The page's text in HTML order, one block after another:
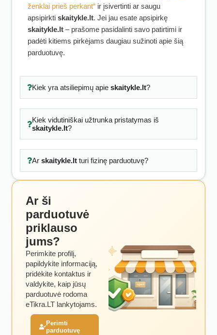
ženklai prieš perkant“ ir įsivertinti ar saugu
apsipirkti skaitykle.lt. Jei jau esate apsipirkę
skaitykle.lt – prašome pasidalinti savo patirtimi ir
padėti kitiems pirkėjams daugiau sužinoti apie šią
parduotuvę.
Kiek yra atsiliepimų apie skaitykle.lt?
Kiek vidutiniškai užtrunka pristatymas iš
skaitykle.lt?
Ar skaitykle.ltturi fizinę parduotuvę?
Ar ši
parduotuvė
priklauso
jums?
Perimkite profilį,
papildykite informaciją,
pridėkite kontaktus ir
valdykite, kaip jūsų
parduotuvė rodoma
eTikra.LT lankytojams.
Perimti
parduotuvę